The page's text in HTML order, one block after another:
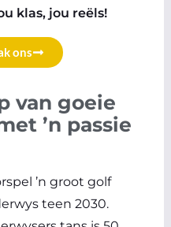
klas, jou reëls!
ons
van goeie
’n passie
’n groot golf
teen 2030.